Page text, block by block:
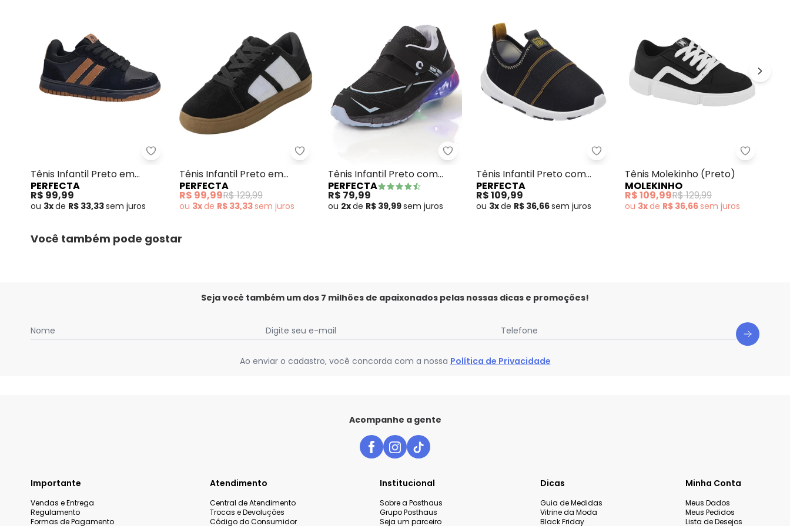
Perfecta - Tênis Infantil Preto em Material Sintético
Tênis Infantil Preto em
Material Sintético
PERFECTA
R$ 99,99
ou 3xde R$ 33,33sem juros
Perfecta - Tênis Infantil Preto em Camurção
Tênis Infantil Preto em
Camurção
PERFECTA
R$ 99,99R$ 129,99
ou 3xde R$ 33,33sem juros
Perfecta - Tênis Infantil Preto com Luzinha
Tênis Infantil Preto com
Luzinha
PERFECTA
R$ 79,99
ou 2xde R$ 39,99sem juros
Perfecta - Tênis Infantil Preto com
Tênis Infantil Preto com
Detalhe de Elástico
PERFECTA
R$ 109,99
ou 3xde R$ 36,66semjuros
Tênis
Tênis Molekinho (Preto)
MOLEKINHO
R$ 109,99R$ 129,99
ou 3xde R$ 36,66semjuros
Você também pode gostar
Seja você também um dos 7 milhões de apaixonados pelas nossas dicas e promoções!
Nome Digite seu e-mail Telefone
Ao enviar o cadastro, você concorda com a nossa Política de Privacidade
Acompanhe a gente
Importante
Vendas e Entrega
Regulamento
Formas de Pagamento
Atendimento
Central de Atendimento
Trocas e Devoluções
Código do Consumidor
Institucional
Sobre a Posthaus
Grupo Posthaus
Seja um parceiro
Dicas
Guia de Medidas
Vitrine da Moda
Black Friday
Minha Conta
Meus Dados
Meus Pedidos
Lista de Desejos